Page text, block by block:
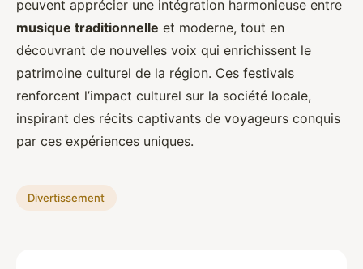
peuvent apprécier une intégration harmonieuse entre
musique traditionnelle et moderne, tout en
découvrant de nouvelles voix qui enrichissent le
patrimoine culturel de la région. Ces festivals
renforcent l’impact culturel sur la société locale,
inspirant des récits captivants de voyageurs conquis
par ces expériences uniques.
Divertissement